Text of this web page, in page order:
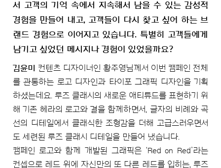
서 고객의 기억 속에서 지속해서 남을 수 있는 감성적
경험을 만들어 내고, 고객들이 다시 찾고 싶어 하는 브
랜드 경험으로 이어지고 있습니다. 특별히 고객들에게
남기고 싶었던 메시지나 경험이 있었을까요?
김윤미
컨텐츠 디자이너인 황주영님께서 이번 캠페인 전체
를 관통하는 로고 디자인과 타이포 그래픽 디자인을 기획
하셨는데요. 루즈 클래시의 새로운 애티튜드를 표현하기 위
해 기존 헤라의 로고와 결을 함께하면서, 글자의 비례와 곡
선의 디테일에서 클래식한 조형감을 더해 고급스러우면서
도 세련된 루즈 클래시 디테일을 만들어 냈습니다.
캠페인 로고와 함께 개발된 그래픽은 ‘Red on Red’라는
컨셉으로 레드 위에 자신만의 또 다른 레드를 입히는, 루즈